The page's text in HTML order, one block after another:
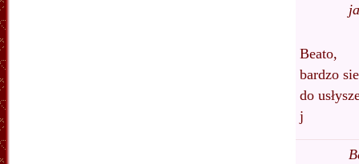
Beato,
bardzo
do
j